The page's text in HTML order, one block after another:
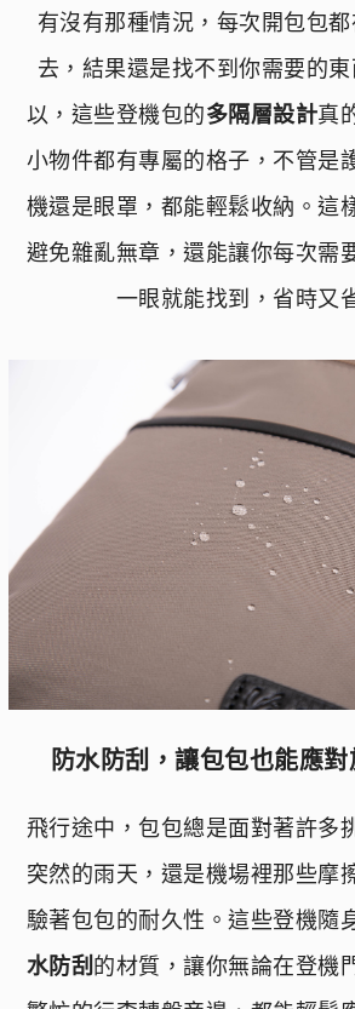
有沒有那種情況，每次開包包
去，結果還是找不到你需要的
以，這些登機包的多隔層設計真
小物件都有專屬的格子，不管是
機還是眼罩，都能輕鬆收納。這
避免雜亂無章，還能讓你每次需
一眼就能找到，省時又
防水防刮，讓包包也能應
飛行途中，包包總是面對著許
突然的雨天，還是機場裡那些摩
驗著包包的耐久性。這些登機隨
水防刮 的材質，讓你無論在登機